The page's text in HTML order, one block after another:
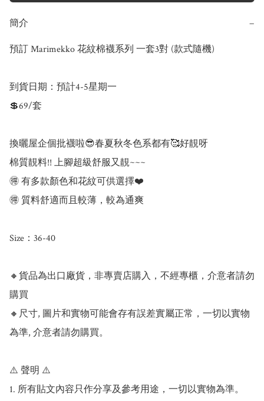
簡介 −
預訂 Marimekko 花紋棉襪系列 一套3對 (款式隨機)
到貨日期：預計4-5星期一
💲69/套
換曬屋企個批襪啦😎春夏秋冬色系都有🥰好靚呀
棉質靚料!! 上腳超級舒服又靚~~~
🉐 有多款顏色和花紋可供選擇❤️
🉐 質料舒適而且較薄，較為通爽
Size：36-40
🔸貨品為出口廠貨，非專賣店購入，不經專櫃，介意者請勿
購買
🔸尺寸, 圖片和實物可能會存有誤差實屬正常，一切以實物
為準, 介意者請勿購買。
⚠️ 聲明 ⚠️
1. 所有貼文內容只作分享及參考用途，一切以實物為準。